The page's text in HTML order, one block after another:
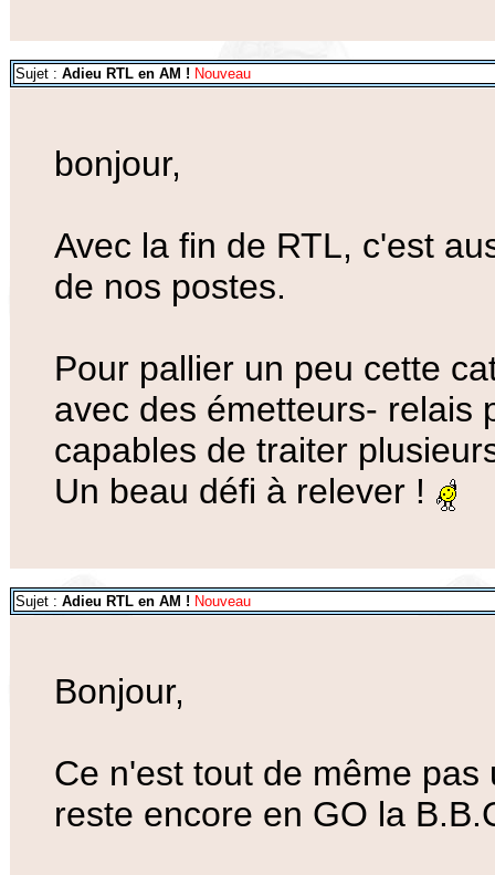
Sujet : Adieu RTL en AM ! Nouveau
bonjour,
Avec la fin de RTL, c'est
de nos postes.
Pour pallier un peu cette
avec des émetteurs- relais
capables de traiter
Un beau défi à relever !
Sujet : Adieu RTL en AM ! Nouveau
Bonjour,
Ce n'est tout de même
reste encore en GO la